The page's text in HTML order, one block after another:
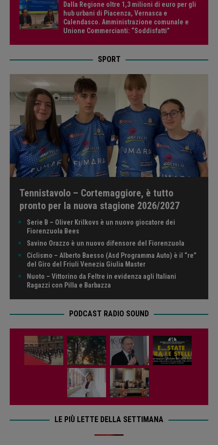
Dalla Regione oltre 1,3 milioni di euro per gli
hub urbani di Piacenza, Vernasca e
Calendasco. Amministrazione comunale e
Unione Commercianti: “Soddisfatti”
SPORT
Tennistavolo – Cortemaggiore, è tutto
pronto per la nuova stagione 2026/2027
Serie B – Oliver Krilkovs è un nuovo giocatore dei
Fiorenzuola Bees
Savino Orazzo è un nuovo difensore del Fiorenzuola
Ciclismo – Alberto Baesso (Asd Programma Auto) è il “re”
del Giro del Friuli Venezia Giulia Master
Nuoto – Vittorino da Feltre in evidenza agli Italiani
Ragazzi con Pilla e Barbazza
PODCAST RADIO SOUND
LE PIÙ LETTE DELLA SETTIMANA